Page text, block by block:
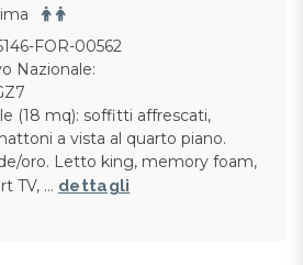
FOR-00562
Nazionale:
(18 mq): soffitti affrescati,
a vista al quarto piano.
oro. Letto king, memory foam,
TV, … dettagli